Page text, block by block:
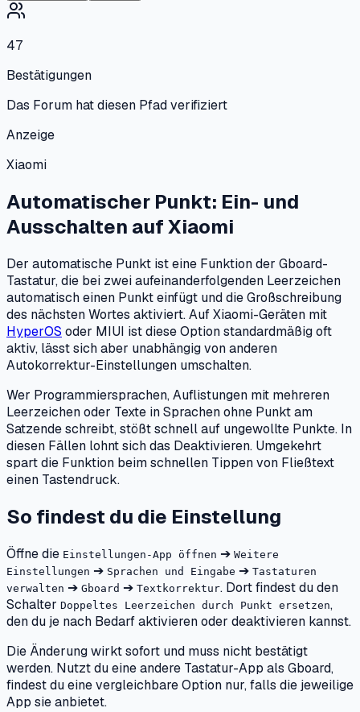
47
Bestätigungen
Das Forum hat diesen Pfad verifiziert
Anzeige
Xiaomi
Automatischer Punkt: Ein- und
Ausschalten aufXiaomi
Der automatische Punkt ist eine Funktion der Gboard-
Tastatur, die bei zwei aufeinanderfolgenden Leerzeichen
automatisch einen Punkt einfügt und die Großschreibung
des nächsten Wortes aktiviert. Auf Xiaomi-Geräten mit
HyperOS oder MIUI ist diese Option standardmäßig oft
aktiv, lässt sich aber unabhängig von anderen
Autokorrektur-Einstellungen umschalten.
Wer Programmiersprachen, Auflistungen mit mehreren
Leerzeichen oder Texte in Sprachen ohne Punkt am
Satzende schreibt, stößt schnell auf ungewollte Punkte. In
diesen Fällen lohnt sich das Deaktivieren. Umgekehrt
spart die Funktion beim schnellen Tippen von Fließtext
einen Tastendruck.
So findest du die Einstellung
Öffne die Einstellungen-App öffnen ➔ Weitere
Einstellungen ➔ Sprachen und Eingabe ➔ Tastaturen
verwalten ➔ Gboard ➔ Textkorrektur. Dort findest du den
Schalter Doppeltes Leerzeichen durch Punkt ersetzen,
den du je nach Bedarf aktivieren oder deaktivieren kannst.
Die Änderung wirkt sofort und muss nicht bestätigt
werden. Nutzt du eine andere Tastatur-App als Gboard,
findest du eine vergleichbare Option nur, falls die jeweilige
App sie anbietet.